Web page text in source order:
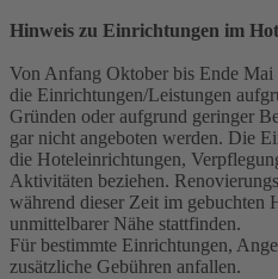
Hinweis zu Einrichtungen im
Von Anfang Oktober bis Ende
die Einrichtungen/Leistungen
Gründen oder aufgrund geringer
gar nicht angeboten werden. Die
die Hoteleinrichtungen,
Aktivitäten beziehen.
während dieser Zeit im gebuchten
unmittelbarer Nähe stattfinden.
Für bestimmte Einrichtungen,
zusätzliche Gebühren anfallen.